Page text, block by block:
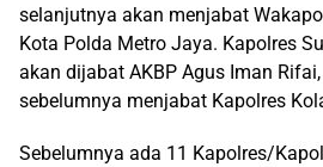
selanjutnya akan menjabat
Kota Polda Metro Jaya. Kapolres
akan dijabat AKBP Agus Iman Rifai,
sebelumnya menjabat Kapolres
Sebelumnya ada 11 Kapolres/